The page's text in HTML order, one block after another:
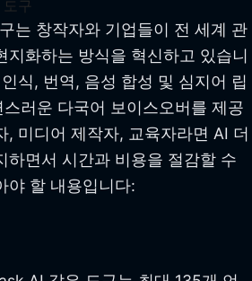
구
는 창작자와 기업들이 전 세계 관
지화하는 방식을 혁신하고 있습니
식, 번역, 음성 합성 및 심지어 립
러운 다국어 보이스오버를 제공
, 미디어 제작자, 교육자라면 AI 더
하면서 시간과 비용을 절감할 수
야 할 내용입니다: